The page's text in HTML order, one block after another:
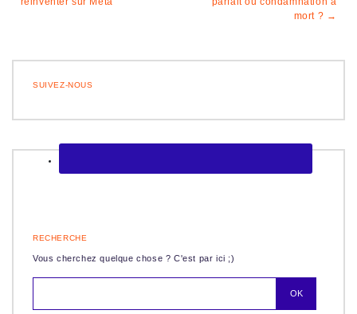
mort ?
SUIVEZ-NOUS
RECHERCHE
Vous cherchez quelque chose ? C'est par ici ;)